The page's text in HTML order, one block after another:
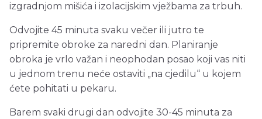
izgradnjom mišića i izolacijskim vježbama za trbuh.
Odvojite 45 minuta svaku večer ili jutro te
pripremite obroke za naredni dan. Planiranje
obroka je vrlo važan i neophodan posao koji vas niti
u jednom trenu neće ostaviti „na cjedilu“ u kojem
ćete pohitati u pekaru.
Barem svaki drugi dan odvojite 30-45 minuta za